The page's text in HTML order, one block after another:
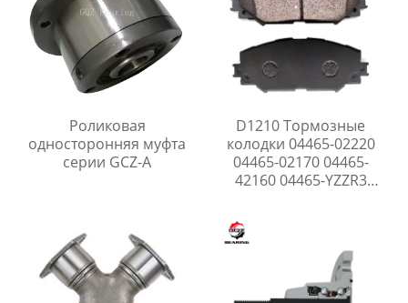
Роликовая
односторонняя муфта
серии GCZ-A
D1210 Тормозные
колодки 04465-02220
04465-02170 04465-
42160 04465-YZZR3